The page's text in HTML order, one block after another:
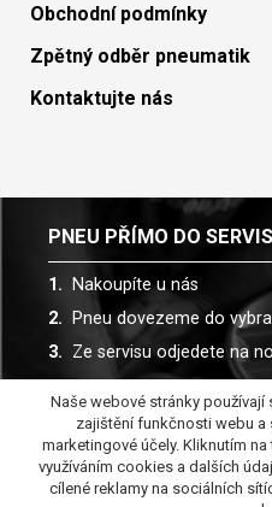
Obchodní podmínky
Zpětný odběr pneumatik
Kontaktujte nás
PNEU PŘÍMO DO
Nakoupíte u nás
Pneu dovezeme do
Ze servisu odjedete na
Spolupracujeme s více než
Naše webové stránky
zajištění funkčnosti webu a
marketingové účely. Kliknutím
využíváním cookies a dalších
cílené reklamy na sociálních